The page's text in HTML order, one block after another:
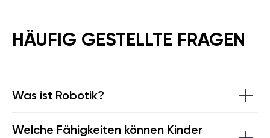
HÄUFIG GESTELLTE FRAGEN
Was ist Robotik?
Welche Fähigkeiten können Kinder